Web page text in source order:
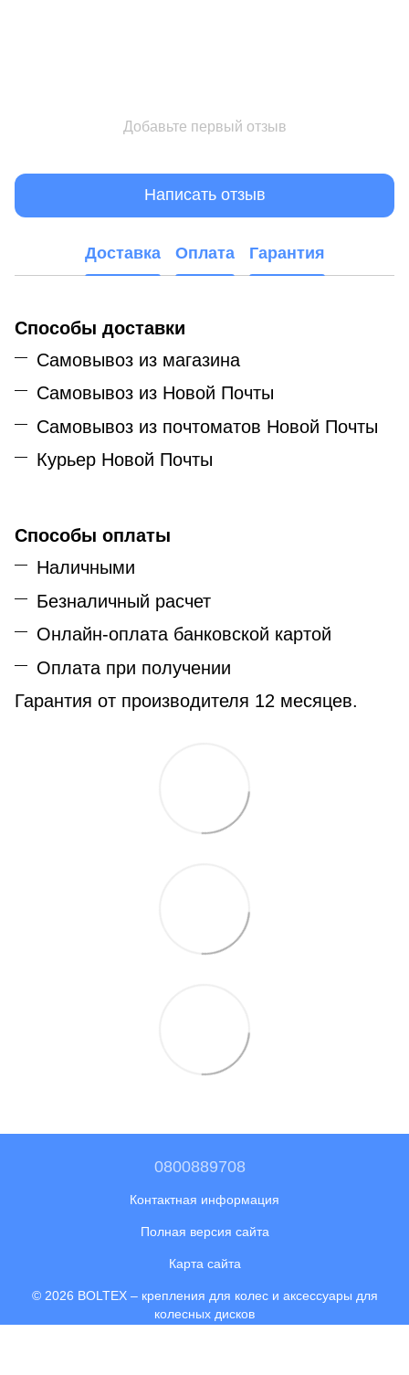
Добавьте первый отзыв
Написать отзыв
Доставка Оплата Гарантия
Способы доставки
Самовывоз из магазина
Самовывоз из Новой Почты
Самовывоз из почтоматов Новой Почты
Курьер Новой Почты
Способы оплаты
Наличными
Безналичный расчет
Онлайн-оплата банковской картой
Оплата при получении
Гарантия от производителя 12 месяцев.
0800889708
Контактная информация
Полная версия сайта
Карта сайта
© 2026 BOLTEX – крепления для колес и аксессуары для
колесных дисков